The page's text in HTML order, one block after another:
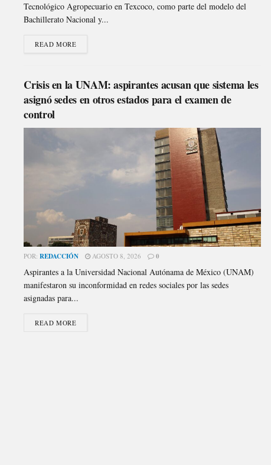
Tecnológico Agropecuario en Texcoco, como parte del modelo del
Bachillerato Nacional y...
READ MORE
Crisis en la UNAM: aspirantes acusan que sistema les
asignó sedes en otros estados para el examen de
control
POR: REDACCIÓN AGOSTO 8, 2026 0
Aspirantes a la Universidad Nacional Autónama de México (UNAM)
manifestaron su inconformidad en redes sociales por las sedes
asignadas para...
READ MORE